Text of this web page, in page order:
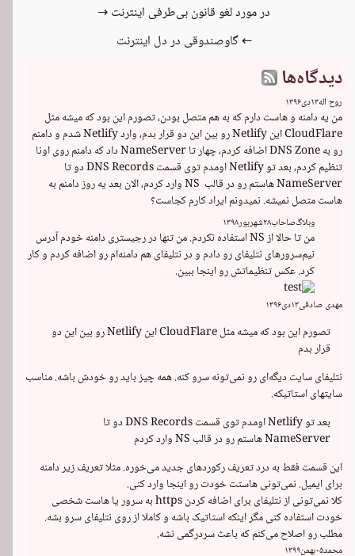
در مورد لغو قانون بی‌طرفی اینترنت →
← گاوصندوقی در دل اینترنت
دیدگاه‌ها
روح اله۱۳دی۱۳۹۶
هاست متصل نمیشه. نمیدونم ایراد کارم کجاست؟
وبلاگ‌صاحاب۲۸شهریور۱۳۹۸
کرد. عکس تنظیماتش رو اینجا ببین.
مهدی صادقی۱۳دی۱۳۹۶
قرار بدم
سایتهای استاتیکه.
NameServer هاستم رو در قالب NS وارد کردم
برای ایمیل. نمی‌تونی هاستت خودت رو اینجا وارد کنی.
مطلب رو اصلاح می‌کنم که باعث سردرگمی نشه.
محمد۰۵بهمن۱۳۹۹